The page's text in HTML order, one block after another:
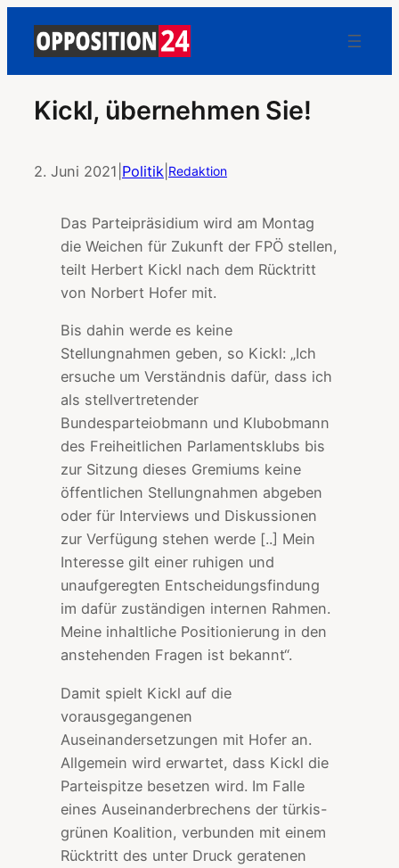
Kickl, übernehmen Sie!
2. Juni 2021 Politik Redaktion
Das Parteipräsidium wird am Montag
die Weichen für Zukunft der FPÖ stellen,
teilt Herbert Kickl nach dem Rücktritt
von Norbert Hofer mit.
Bis dahin werde es keine
Stellungnahmen geben, so Kickl: „Ich
ersuche um Verständnis dafür, dass ich
als stellvertretender
Bundesparteiobmann und Klubobmann
des Freiheitlichen Parlamentsklubs bis
zur Sitzung dieses Gremiums keine
öffentlichen Stellungnahmen abgeben
oder für Interviews und Diskussionen
zur Verfügung stehen werde [..] Mein
Interesse gilt einer ruhigen und
unaufgeregten Entscheidungsfindung
im dafür zuständigen internen Rahmen.
Meine inhaltliche Positionierung in den
anstehenden Fragen ist bekannt“.
Damit spielt Kickl auf die
vorausgegangenen
Auseinandersetzungen mit Hofer an.
Allgemein wird erwartet, dass Kickl die
Parteispitze besetzen wird. Im Falle
eines Auseinanderbrechens der türkis-
grünen Koalition, verbunden mit einem
Rücktritt des unter Druck geratenen